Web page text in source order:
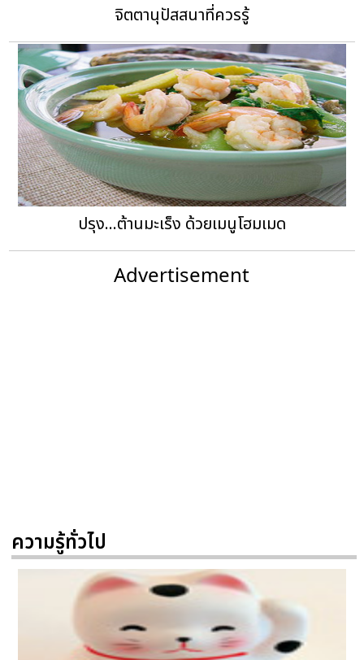
จิตตานุปัสสนาที่ควรรู้
ปรุง...ต้านมะเร็ง ด้วยเมนูโฮมเมด
Advertisement
ความรู้ทั่วไป